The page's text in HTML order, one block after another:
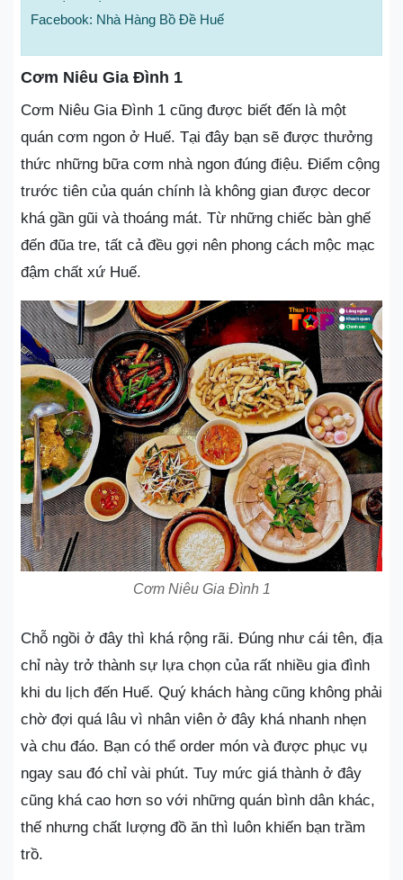
Facebook: Nhà Hàng Bồ Đề Huế
Cơm Niêu Gia Đình 1
Cơm Niêu Gia Đình 1 cũng được biết đến là một
quán cơm ngon ở Huế. Tại đây bạn sẽ được thưởng
thức những bữa cơm nhà ngon đúng điệu. Điểm cộng
trước tiên của quán chính là không gian được decor
khá gần gũi và thoáng mát. Từ những chiếc bàn ghế
đến đũa tre, tất cả đều gợi nên phong cách mộc mạc
đậm chất xứ Huế.
Cơm Niêu Gia Đình 1
Chỗ ngồi ở đây thì khá rộng rãi. Đúng như cái tên, địa
chỉ này trở thành sự lựa chọn của rất nhiều gia đình
khi du lịch đến Huế. Quý khách hàng cũng không phải
chờ đợi quá lâu vì nhân viên ở đây khá nhanh nhẹn
và chu đáo. Bạn có thể order món và được phục vụ
ngay sau đó chỉ vài phút. Tuy mức giá thành ở đây
cũng khá cao hơn so với những quán bình dân khác,
thế nhưng chất lượng đồ ăn thì luôn khiến bạn trầm
trồ.